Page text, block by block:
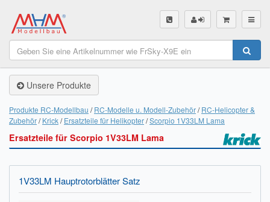
SHOP
Unsere Produkte
Servo Finder
BL-Motor Finder
Schiffsschrauben Finder
Unsere Produkte
Produkte RC-Modellbau RC-Modelle u. Modell-Zubehör RC-Helicopter &
Zubehör Krick Ersatzteile für Helikopter Scorpio 1V33LM Lama
Ersatzteile für Scorpio 1V33LM Lama
1V33LM Hauptrotorblätter Satz